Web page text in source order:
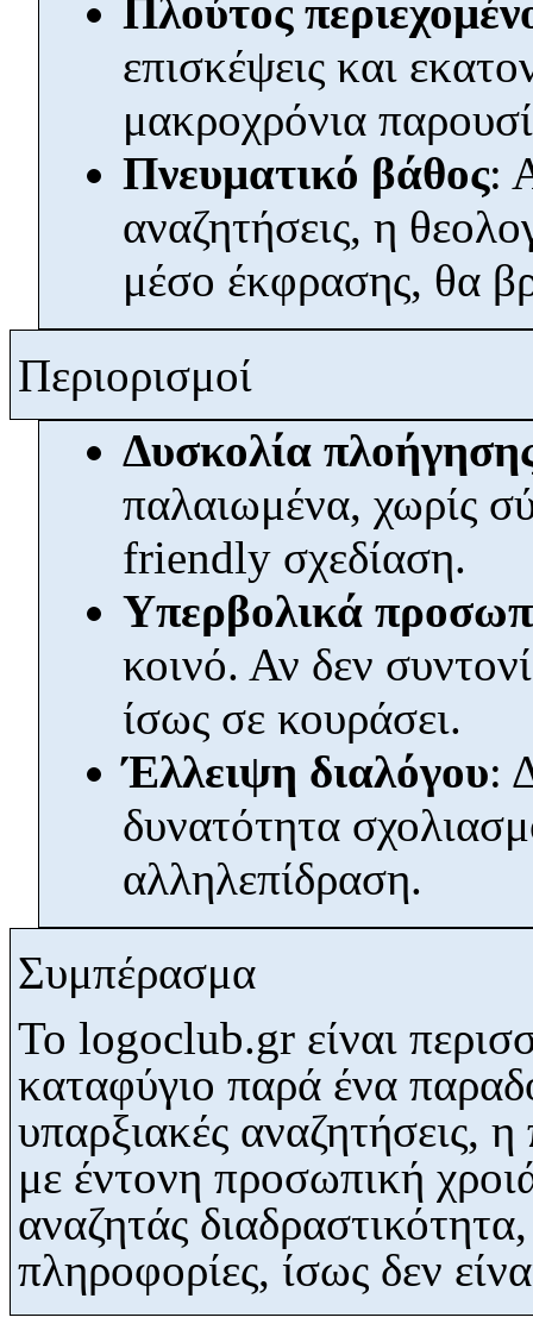
Πλούτος
επισκέψεις και
μακροχρόνια
Πνευματικό βάθος:
αναζητήσεις, η
μέσο έκφρασης, θα
Περιορισμοί
Δυσκολία
παλαιωμένα, χωρίς
friendly σχεδίαση.
Υπερβολικά
κοινό. Αν δεν
ίσως σε κουράσει.
Έλλειψη διαλόγου:
δυνατότητα
αλληλεπίδραση.
Συμπέρασμα
Το logoclub.gr είναι
καταφύγιο παρά ένα
υπαρξιακές αναζητήσεις,
με έντονη προσωπική
αναζητάς
πληροφορίες, ίσως δεν